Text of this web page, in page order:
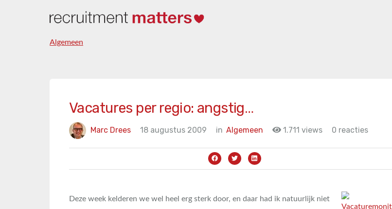
Algemeen
Vacatures per regio: angstig…
Marc Drees 18 augustus 2009 in Algemeen 1.711 views 0 reacties
Deze week kelderen we wel heel erg sterk door, en daar had ik natuurlijk niet